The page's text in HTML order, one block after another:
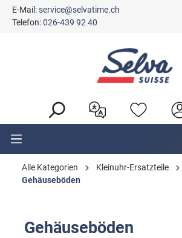
springen
E-Mail:service@selvatime.ch
Telefon:026-439 92 40
Alle Kategorien Kleinuhr-Ersatzteile
Gehäuseböden
Gehäuseböden